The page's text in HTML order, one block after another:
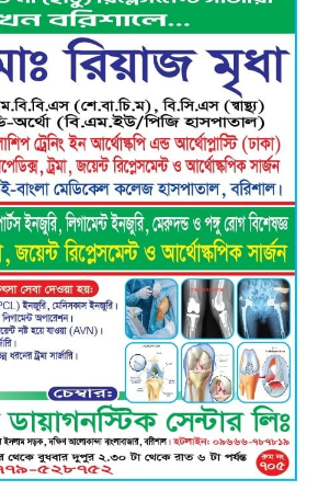
নতুন নেতৃত্বে এগিয়ে যাওয়ার প্রত্যয়ে
বাকেরগঞ্জের বাখরকাঠি বি আই টি বালিকা
মাধ্যমিক বিদ্যালয়, এডহক কমিটির অভিষেকে
শিক্ষার মানোন্নয়নের অঙ্গীকার
বরিশালে গভীর রাতে বিশ্ববিদ্যালয়
শিক্ষার্থীদের তৎপরতায় অবৈধ বাল্কহেড এবং
লোড ড্রেজার জব্দ, ৪ জনের এক মাসের
কারাদণ্ড
ভয়াবহ বিস্ফোরণে কেঁপে উঠল বাকেরগঞ্জ:
আগুনে দগ্ধ নারী-শিশুসহ ৩, তুলাতলা নদীতে
ঝাঁপ দিয়ে প্রাণ বাঁচানোর চেষ্টা